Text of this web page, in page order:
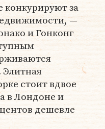
конкурируют за
—
и Гонконг
Элитная
стоит вдвое
в Лондоне и
дешевле